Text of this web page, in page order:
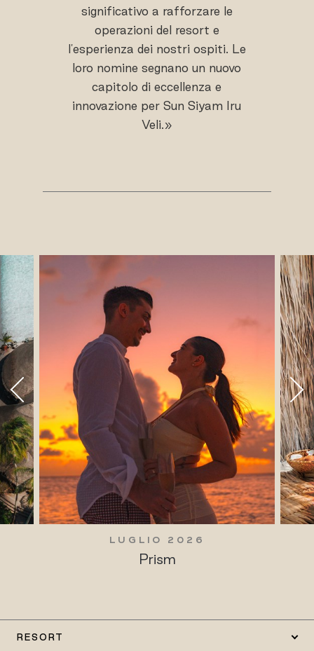
significativo a rafforzare le
operazioni del resort e
l'esperienza dei nostri ospiti. Le
loro nomine segnano un nuovo
capitolo di eccellenza e
innovazione per Sun Siyam Iru
Veli.»
LUGLIO 2026
Prism
RESORT